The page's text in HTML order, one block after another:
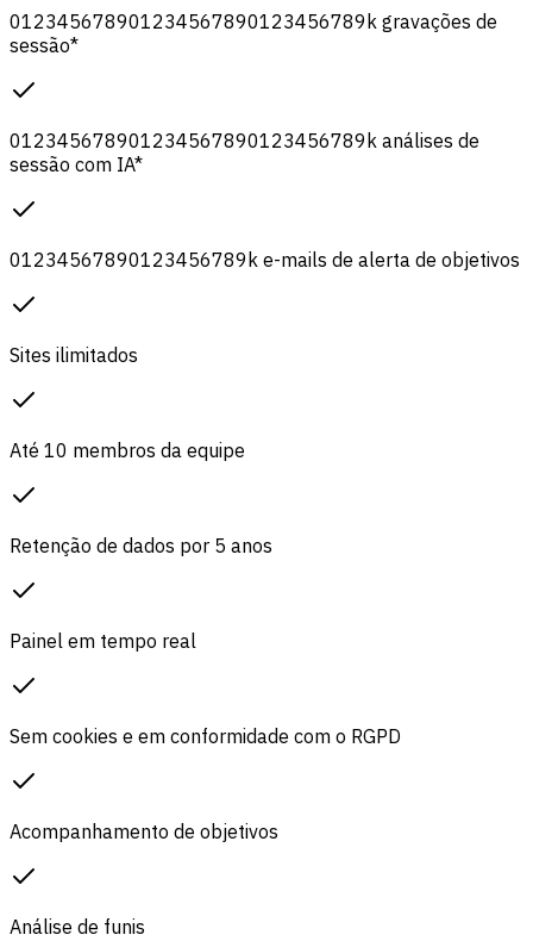
012345678901234567890123456789 k gravações de
sessão*
012345678901234567890123456789 k análises de
sessão com IA*
01234567890123456789 k e-mails de alerta de objetivos
Sites ilimitados
Até 10 membros da equipe
Retenção de dados por 5 anos
Painel em tempo real
Sem cookies e em conformidade com o RGPD
Acompanhamento de objetivos
Análise de funis